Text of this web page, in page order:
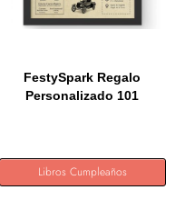
FestySpark Regalo
Personalizado 101
Libros Cumpleaños